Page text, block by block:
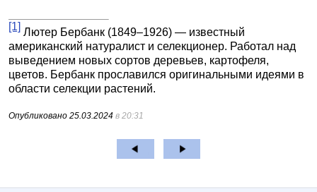
[1] Лютер Бербанк (1849–1926) — известный
американский натуралист и селекционер. Работал над
выведением новых сортов деревьев, картофеля,
цветов. Бербанк прославился оригинальными идеями в
области селекции растений.
Опубликовано 25.03.2024 в 20:31